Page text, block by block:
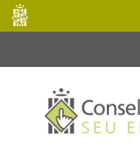
Salta al contingut principal
Consell
de
Mallorca